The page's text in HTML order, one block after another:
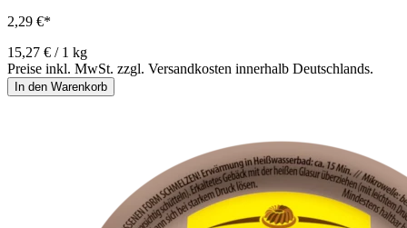
2,29 €*
15,27 € / 1 kg
Preise inkl. MwSt. zzgl. Versandkosten innerhalb Deutschlands.
In den Warenkorb